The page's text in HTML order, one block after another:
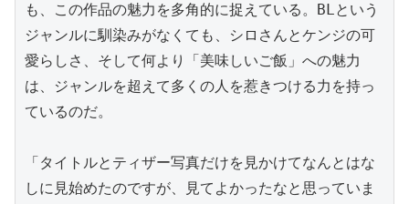
も、この作品の魅力を多角的に捉えている。BLという
ジャンルに馴染みがなくても、シロさんとケンジの可
愛らしさ、そして何より「美味しいご飯」への魅力
は、ジャンルを超えて多くの人を惹きつける力を持っ
ているのだ。
「タイトルとティザー写真だけを見かけてなんとはな
しに見始めたのですが、見てよかったなと思っていま